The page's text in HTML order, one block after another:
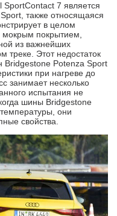
7 является
также относящаяся
в целом
покрытием,
из важнейших
Этот недостаток
Bridgestone Potenza Sport
при нагреве до
занимает несколько
испытания не
шины Bridgestone
они
свойства.